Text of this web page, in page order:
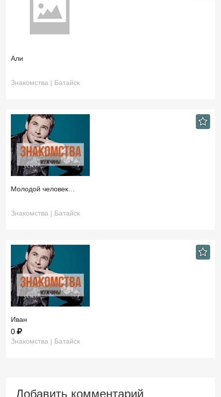
Али
Знакомства | Батайск
Молодой человек…
Знакомства | Батайск
Иван
0
Знакомства | Батайск
Добавить комментарий